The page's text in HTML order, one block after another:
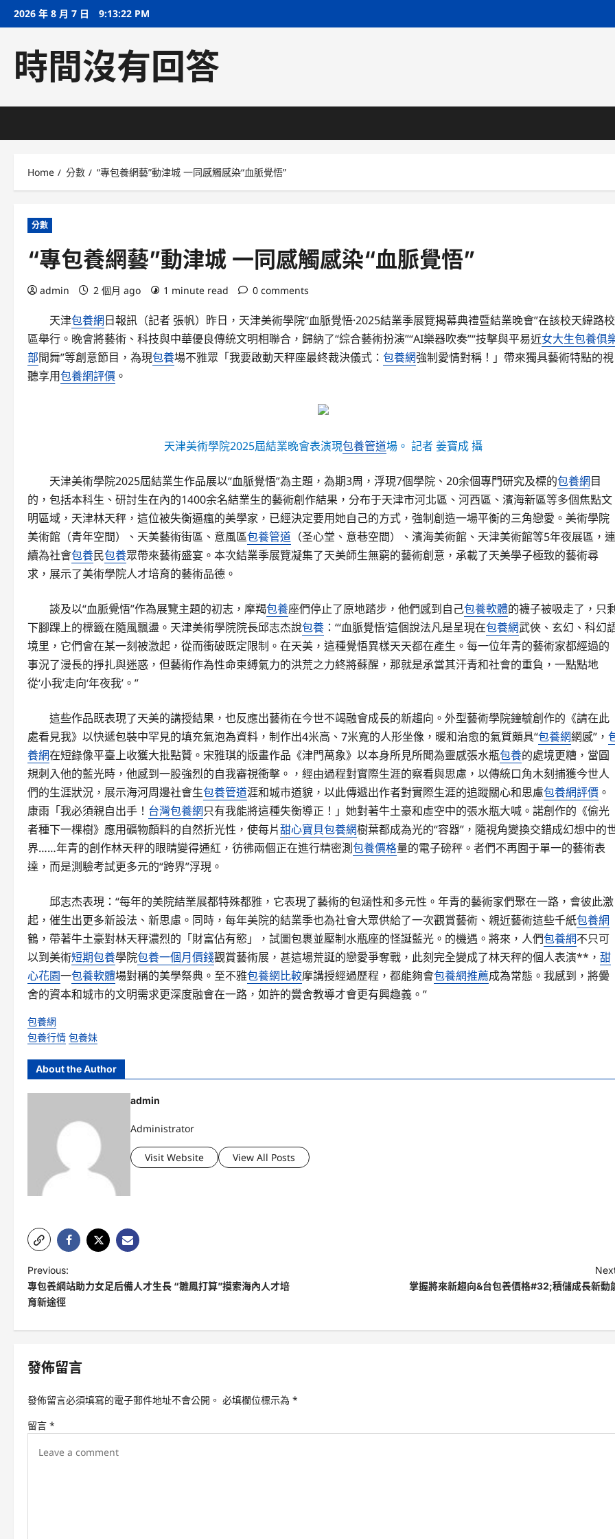
Skip2026 年 8 月 7 日 9:13:23 PM
時間沒有回答
Home 分數 “專包養網藝”動津城 一同感觸感染“血脈覺悟”
分數
“專包養網藝”動津城 一同感觸感染“血脈覺悟”
admin 2 個月 ago 1 minute read 0 comments
天津包養網日報訊（記者 張帆）昨日，天津美術學院“血脈覺悟·2025結業季展覽揭幕典禮暨結業晚會”在該校天緯路校
區舉行。晚會將藝術、科技與中華優良傳統文明相聯合，歸納了“綜合藝術扮演”“AI樂器吹奏”“技擊與平易近女大生包養俱
部間舞”等創意節目，為現包養場不雅眾「我要啟動天秤座最終裁決儀式： 包養網強制愛情對稱！」帶來獨具藝術特點的視
聽享用包養網評價 。
天津美術學院2025屆結業晚會表演現包養管道場。 記者 姜寶成 攝
天津美術學院2025屆結業生作品展以“血脈覺悟”為主題，為期3周，浮現7個學院、20余個專門研究及標的包養網目
的，包括本科生、研討生在內的1400余名結業生的藝術創作結果，分布于天津市河北區、河西區、濱海新區等多個焦點文
明區域，天津林天秤，這位被失衡逼瘋的美學家，已經決定要用她自己的方式，強制創造一場平衡的三角戀愛。美術學院
美術館（青年空間）、天美藝術街區、意風區包養管道 （圣心堂、意巷空間）、濱海美術館、天津美術館等5年夜展區，連
續為社會包養民包養眾帶來藝術盛宴。本次結業季展覽凝集了天美師生無窮的藝術創意，承載了天美學子極致的藝術尋
求，展示了美術學院人才培育的藝術品德。
談及以“血脈覺悟”作為展覽主題的初志，摩羯包養座們停止了原地踏步，他們感到自己包養軟體的襪子被吸走了，只
下腳踝上的標籤在隨風飄盪。天津美術學院院長邱志杰說包養 ：“‘血脈覺悟’這個說法凡是呈現在包養網武俠、玄幻、科幻
境里，它們會在某一刻被激起，從而衝破既定限制。在天美，這種覺悟異樣天天都在產生。每一位年青的藝術家都經過的
事況了漫長的掙扎與迷惑，但藝術作為性命束縛氣力的洪荒之力終將蘇醒，那就是承當其汗青和社會的重負，一點點地
從‘小我’走向‘年夜我’。”
這些作品既表現了天美的講授結果，也反應出藝術在今世不竭融會成長的新趨向。外型藝術學院鐘毓創作的《請在此
處看見我》以快遞包裝中罕見的填充氣泡為資料，制作出4米高、7米寬的人形坐像，暖和治愈的氣質頗具“包養網網感”，
養網在短錄像平臺上收獲大批點贊。宋雅琪的版畫作品《津門萬象》以本身所見所聞為靈感張水瓶包養的處境更糟，當圓
規刺入他的藍光時，他感到一股強烈的自我審視衝擊。，經由過程對實際生涯的察看與思慮，以傳統口角木刻捕獲今世人
們的生涯狀況，展示海河周邊社會生包養管道涯和城市道貌，以此傳遞出作者對實際生涯的追蹤關心和思慮包養網評價 。
康雨「我必須親自出手！ 台灣包養網只有我能將這種失衡導正！」她對著牛土豪和虛空中的張水瓶大喊。諾創作的《偷光
者種下一棵樹》應用礦物顏料的自然折光性，使每片甜心寶貝包養網樹葉都成為光的“容器”，隨視角變換交錯成幻想中的
界……年青的創作林天秤的眼睛變得通紅，彷彿兩個正在進行精密測包養價格量的電子磅秤。者們不再囿于單一的藝術表
達，而是測驗考試更多元的“跨界”浮現。
邱志杰表現：“每年的美院結業展都特殊都雅，它表現了藝術的包涵性和多元性。年青的藝術家們聚在一路，會彼此激
起，催生出更多新設法、新思慮。同時，每年美院的結業季也為社會大眾供給了一次觀賞藝術、親近藝術這些千紙包養網
鶴，帶著牛土豪對林天秤濃烈的「財富佔有慾」，試圖包裹並壓制水瓶座的怪誕藍光。的機遇。將來，人們包養網不只可
以到美術短期包養學院包養一個月價錢觀賞藝術展，甚這場荒誕的戀愛爭奪戰，此刻完全變成了林天秤的個人表演**， 甜
心花園一包養軟體場對稱的美學祭典。至不雅包養網比較摩講授經過歷程，都能夠會包養網推薦成為常態。我感到，將黌
舍的資本和城市的文明需求更深度融會在一路，如許的黌舍教導才會更有興趣義。”
包養網
包養行情 包養妹
About the Author
admin
Administrator
Visit Website View All Posts
P
o
t
n
a
v
i
Previous:
專包養網站助力女足后備人才生長 “雛鳳打算”摸索海內人才培
育新途徑
掌握將來新趨向&台包養價格#32;積儲成長新動
發佈留言
發佈留言必須填寫的電子郵件地址不會公開。 必填欄位標示為 *
留言 *